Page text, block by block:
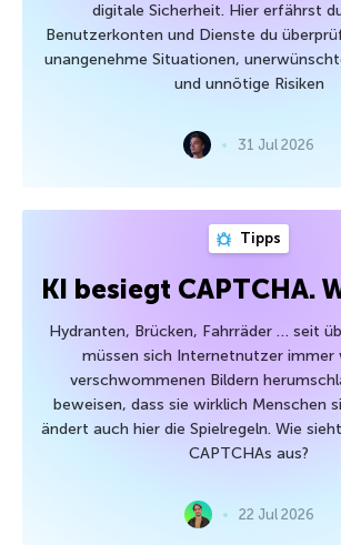
digitale Sicherheit. Hier erfährst
Benutzerkonten und Dienste du
unangenehme Situationen,
und unnötige Risiken
31 Jul 2026
Tipps
KI besiegt CAPTCHA.
Hydranten, Brücken, Fahrräder … seit
müssen sich Internetnutzer immer
verschwommenen Bildern
beweisen, dass sie wirklich Menschen
ändert auch hier die Spielregeln. Wie
CAPTCHAs aus?
22 Jul 2026